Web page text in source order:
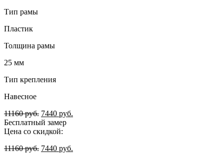
Тип рамы
Пластик
Толщина рамы
25 мм
Тип крепления
Навесное
11160руб. 7440 руб.
Бесплатный замер
Цена со скидкой:
11160руб. 7440 руб.